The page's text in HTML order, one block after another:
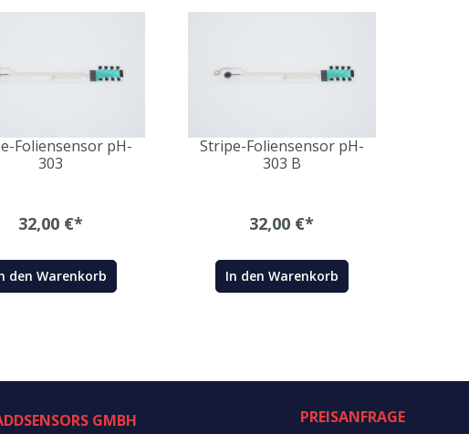
Foliensensor pH-
303
32,00 €*
den Warenkorb
Stripe-Foliensensor pH-
303 B
32,00 €*
In den Warenkorb
GMBH PREISANFRAGE